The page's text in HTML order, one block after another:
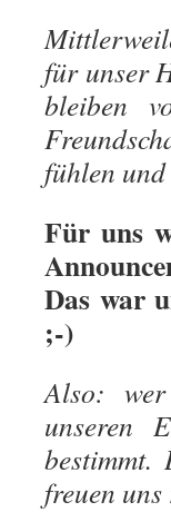
für unser
bleiben
fühlen
Für uns
Das war
;-)
Also:
unseren
bestimmt.
freuen